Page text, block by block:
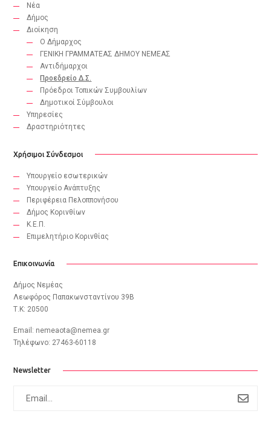
Νέα
Δήμος
Διοίκηση
Ο Δήμαρχος
ΓΕΝΙΚΗ ΓΡΑΜΜΑΤΕΑΣ ΔΗΜΟΥ ΝΕΜΕΑΣ
Αντιδήμαρχοι
Προεδρείο Δ.Σ.
Πρόεδροι Τοπικών Συμβουλίων
Δημοτικοί Σύμβουλοι
Υπηρεσίες
Δραστηριότητες
Χρήσιμοι Σύνδεσμοι
Υπουργείο εσωτερικών
Υπουργείο Ανάπτυξης
Περιφέρεια Πελοππονήσου
Δήμος Κορινθίων
Κ.Ε.Π.
Eπιμελητήριο Κορινθίας
Επικοινωνία
Δήμος Νεμέας
Λεωφόρος Παπακωνσταντίνου 39B
Τ.Κ: 20500
Email: nemeaota@nemea.gr
Τηλέφωνο: 27463-60118
Newsletter